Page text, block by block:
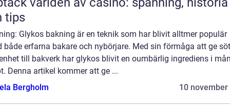
tips
Glykos bakning är en teknik som har blivit alltmer populär
både erfarna bakare och nybörjare. Med sin förmåga att ge
till bakverk har glykos blivit en oumbärlig ingrediens i
Denna artikel kommer att ge ...
Bergholm
10 november